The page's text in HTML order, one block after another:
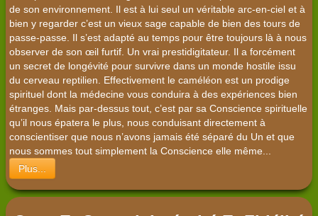
de son environnement. Il est à lui seul un véritable arc-en-ciel et à
bien y regarder c’est un vieux sage capable de bien des tours de
passe-passe. Il s’est adapté au temps pour être toujours là à nous
observer de son œil furtif. Un vrai prestidigitateur. Il a forcément
un secret de longévité pour survivre dans un monde hostile issu
du cerveau reptilien. Effectivement le caméléon est un prodige
spirituel dont la médecine vous conduira à des expériences bien
étranges. Mais par-dessus tout, c’est par sa Conscience spirituelle
qu’il nous épatera le plus, nous conduisant directement à
conscientiser que nous n’avons jamais été séparé du Un et que
nous sommes tout simplement la Conscience elle même...
Plus...